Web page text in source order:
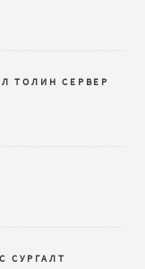
ТОЛИН СЕРВЕР
СУРГАЛТ